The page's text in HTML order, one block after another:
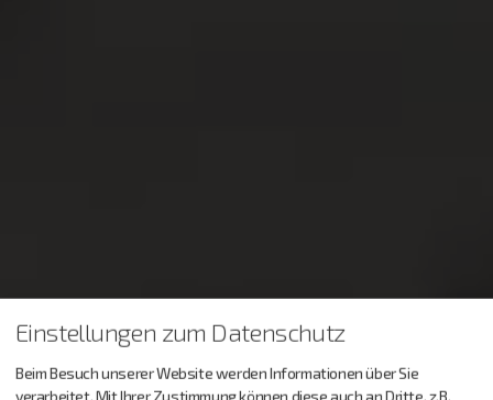
Einstellungen zum Datenschutz
Beim Besuch unserer Website werden Informationen über Sie
verarbeitet. Mit Ihrer Zustimmung können diese auch an Dritte, z.B.